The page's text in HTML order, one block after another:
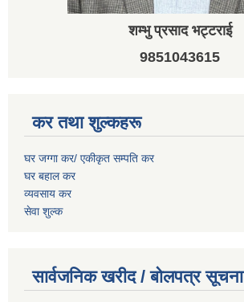
शम्भु प्रसाद भट्टराई
9851043615
कर तथा शुल्कहरू
घर जग्गा कर/ एकीकृत सम्पति कर
घर बहाल कर
व्यवसाय कर
सेवा शुल्क
सार्वजनिक खरीद / बोलपत्र सूचना